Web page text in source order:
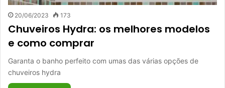
20/06/2023 173
Chuveiros Hydra: os melhores modelos
e como comprar
Garanta o banho perfeito com umas das várias opções de
chuveiros hydra